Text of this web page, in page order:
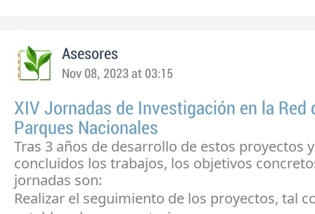
Asesores
Nov 08, 2023 at 03:15
XIV Jornadas de Investigación en la Red
Parques Nacionales
Tras 3 años de desarrollo de estos proyectos
concluidos los trabajos, los objetivos
jornadas son:
Realizar el seguimiento de los proyectos, tal